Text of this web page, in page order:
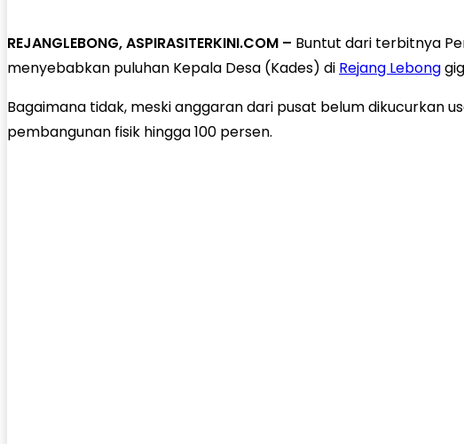
REJANGLEBONG, ASPIRASITERKINI.COM – Buntut dari terbitnya
menyebabkan puluhan Kepala Desa (Kades) di Rejang Lebong
Bagaimana tidak, meski anggaran dari pusat belum dikucurkan
pembangunan fisik hingga 100 persen.